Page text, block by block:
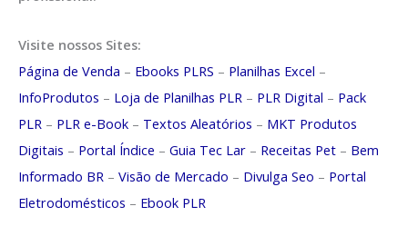
Visite nossos Sites:
Página de Venda – Ebooks PLRS – Planilhas Excel –
InfoProdutos – Loja de Planilhas PLR – PLR Digital – Pack
PLR – PLR e-Book – Textos Aleatórios – MKT Produtos
Digitais – Portal Índice – Guia Tec Lar – Receitas Pet – Bem
Informado BR – Visão de Mercado – Divulga Seo – Portal
Eletrodomésticos – Ebook PLR